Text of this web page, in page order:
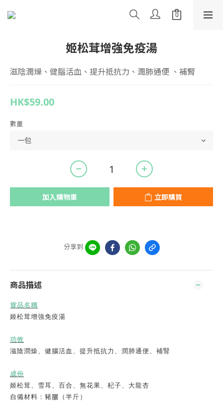
姬松茸增強免疫湯
滋陰潤燥、健腦活血、提升抵抗力、潤肺通便 、補腎
HK$59.00
數量
加入購物車 立即購買
分享到
商品描述
貨品名稱
姬松茸增強免疫湯
功效
滋陰潤燥、健腦活血、提升抵抗力、潤肺通便、補腎
成份
姬松茸、雪耳、百合、無花果、杞子、大龍杏
自備材料：豬𦟌 （半斤）